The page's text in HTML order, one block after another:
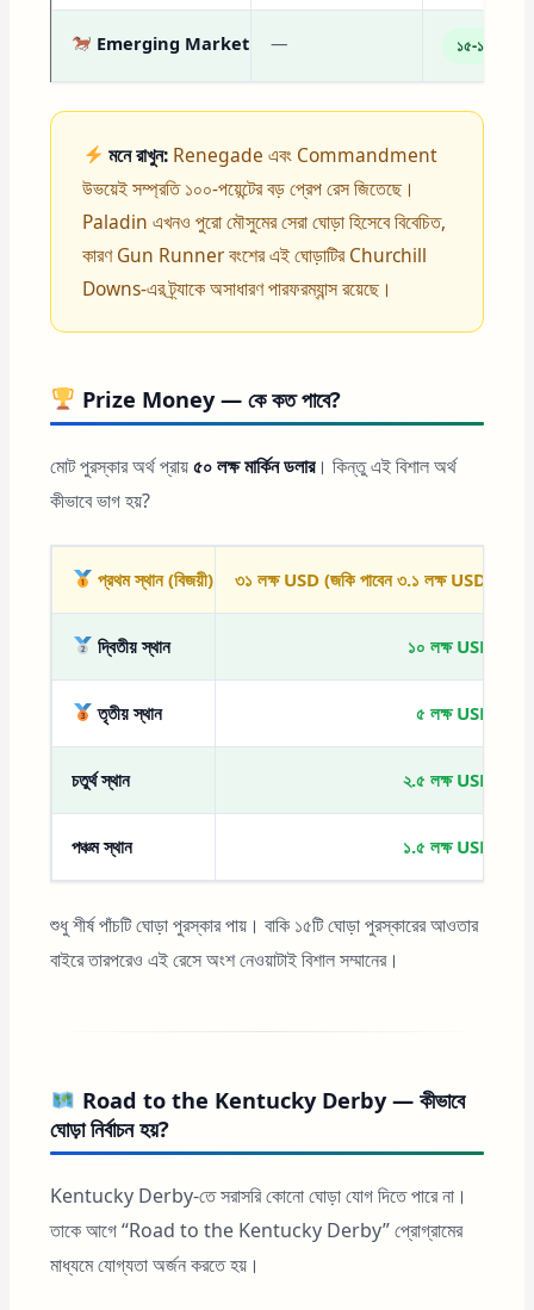
Emerging Market — ১৫-১
মনে রাখুন: Renegade এবং Commandment
উভয়েই সম্প্রতি ১০০-পয়েন্টের বড় প্রেপ রেস জিতেছে।
Paladin এখনও পুরো মৌসুমের সেরা ঘোড়া হিসেবে বিবেচিত,
কারণ Gun Runner বংশের এই ঘোড়াটির Churchill
Downs-এর ট্র্যাকে অসাধারণ পারফরম্যান্স রয়েছে।
Prize Money — কে কত পাবে?
মোট পুরস্কার অর্থ প্রায়৫০ লক্ষ মার্কিন ডলার। কিন্তু এই বিশাল অর্থ
কীভাবে ভাগ হয়?
প্রথম স্থান (বিজয়ী) ৩১ লক্ষ USD (জকি পাবেন ৩.১ লক্ষ USD)
দ্বিতীয় স্থান ১০ লক্ষ USD
তৃতীয় স্থান ৫ লক্ষ USD
চতুর্থ স্থান ২.৫ লক্ষ USD
পঞ্চম স্থান ১.৫ লক্ষ USD
শুধু শীর্ষ পাঁচটি ঘোড়া পুরস্কার পায়। বাকি ১৫টি ঘোড়া পুরস্কারের আওতার
বাইরে তারপরেও এই রেসে অংশ নেওয়াটাই বিশাল সম্মানের।
Road to the Kentucky Derby — কীভাবে
ঘোড়া নির্বাচন হয়?
Kentucky Derby-তে সরাসরি কোনো ঘোড়া যোগ দিতে পারে না।
তাকে আগে “Road to the Kentucky Derby” প্রোগ্রামের
মাধ্যমে যোগ্যতা অর্জন করতে হয়।